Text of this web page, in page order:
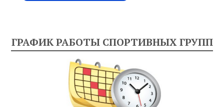
ГРАФИК РАБОТЫ СПОРТИВНЫХ ГРУПП